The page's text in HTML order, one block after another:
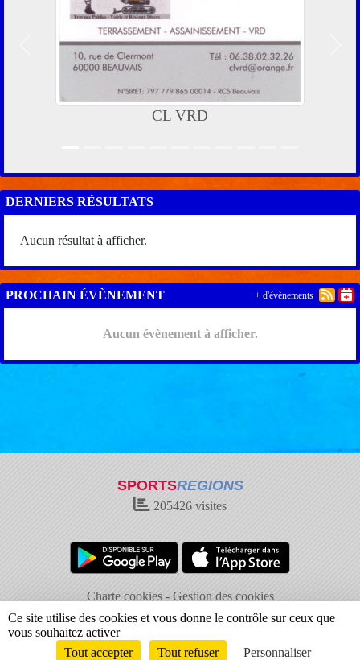
CL VRD
DERNIERS RÉSULTATS
Aucun résultat à afficher.
PROCHAIN ÉVÈNEMENT
Aucun évènement à afficher.
+ d'évènements
SPORTSREGIONS
205426 visites
Charte cookies
Gestion des cookies
Informations légales
Signaler un contenu inapproprié
Envie de participer ? Connexion
Ce site utilise des cookies et vous donne le contrôle sur ceux que
vous souhaitez activer
Tout accepter
Tout refuser Personnaliser